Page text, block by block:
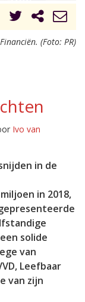
(Foto: PR)
Ivo van
in de
in 2018,
solide
van
Leefbaar
van zijn